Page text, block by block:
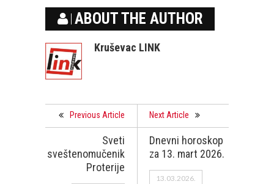
ABOUT THE AUTHOR
Kruševac LINK
Previous Article
Sveti
sveštenomučenik
Proterije
Next Article
Dnevni horoskop
za 13. mart 2026.
13.03.2026.